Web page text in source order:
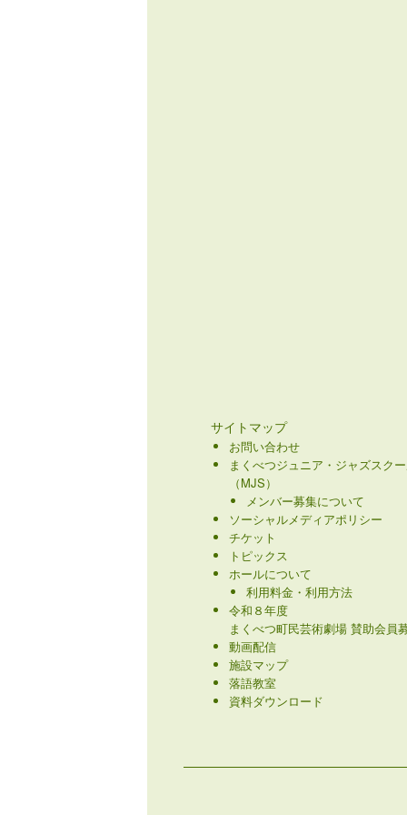
サイトマップ
お問い合わせ
まくべつジュニア・ジャズスク
（MJS）
メンバー募集について
ソーシャルメディアポリシー
チケット
トピックス
ホールについて
利用料金・利用方法
令和８年度
まくべつ町民芸術劇場 賛助会員
動画配信
施設マップ
落語教室
資料ダウンロード